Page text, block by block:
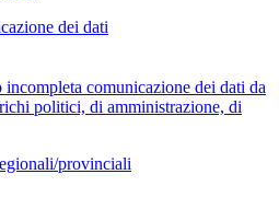
dei dati
incompleta comunicazione dei dati da
politici, di amministrazione, di
provinciali